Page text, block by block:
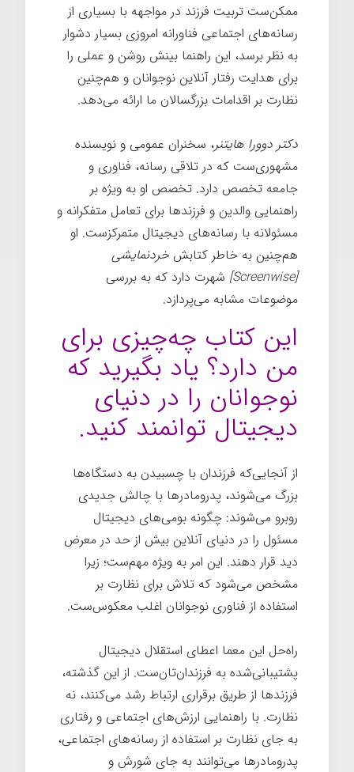
ممکن‌ست تربیت فرزند در مواجهه با بسیاری از
رسانه‌های اجتماعی فناورانه امروزی بسیار دشوار
به نظر برسد، این راهنما بینش روشن و عملی را
برای هدایت رفتار آنلاین نوجوانان و هم‌چنین
نظارت بر اقدامات بزرگسالان ما ارائه می‌دهد.
دکتر دوورا هایتنر، سخنران عمومی و نویسنده
مشهوری‌ست که در تلاقی رسانه، فناوری و
جامعه تخصص دارد. تخصص او به ویژه بر
راهنمایی والدین و فرزندها برای تعامل متفکرانه و
مسئولانه با رسانه‌های دیجیتال متمرکزست. او
هم‌چنین به خاطر کتابش خردنمایشی
[Screenwise]
شهرت دارد که به بررسی
موضوعات مشابه می‌پردازد.
این کتاب چه‌چیزی برای
من دارد؟ یاد بگیرید که
نوجوانان را در دنیای
دیجیتال توانمند کنید.
از آنجایی‌که فرزندان با چسبیدن به دستگاه‌ها
بزرگ می‌شوند، پدرومادرها با چالش جدیدی
روبرو می‌شوند: چگونه بومی‌های دیجیتال
مسئول را در دنیای آنلاین بیش از حد در معرض
دید قرار دهند. این امر به ویژه مهم‌ست؛ زیرا
مشخص می‌شود که تلاش برای نظارت بر
استفاده از فناوری نوجوانان اغلب معکوس‌ست.
راه‌حل این معما اعطای استقلال دیجیتال
پشتیبانی‌شده به فرزندان‌تان‌ست. از این گذشته،
فرزندها از طریق برقراری ارتباط رشد می‌کنند، نه
نظارت. با راهنمایی ارزش‌های اجتماعی و رفتاری
به جای نظارت بر استفاده از رسانه‌های اجتماعی،
پدرومادرها می‌توانند به جای شورش و